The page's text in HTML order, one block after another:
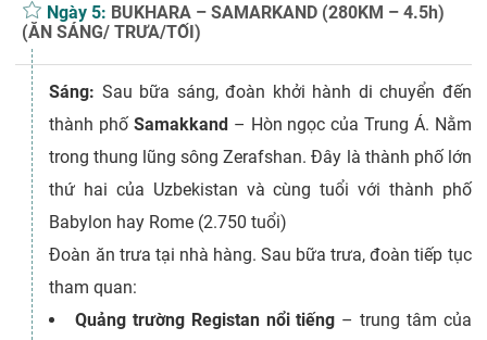
Ngày 5: BUKHARA – SAMARKAND (280KM – 4.5h)
(ĂN SÁNG/ TRƯA/TỐI)
Sáng: Sau bữa sáng, đoàn khởi hành di chuyển đến
thành phốSamakkand – Hòn ngọc của Trung Á. Nằm
trong thung lũng sông Zerafshan. Đây là thành phố lớn
thứ hai của Uzbekistan và cùng tuổi với thành phố
Babylon hay Rome (2.750 tuổi)
Đoàn ăn trưa tại nhà hàng. Sau bữa trưa, đoàn tiếp tục
tham quan:
Quảng trường Registan nổi tiếng – trung tâm của